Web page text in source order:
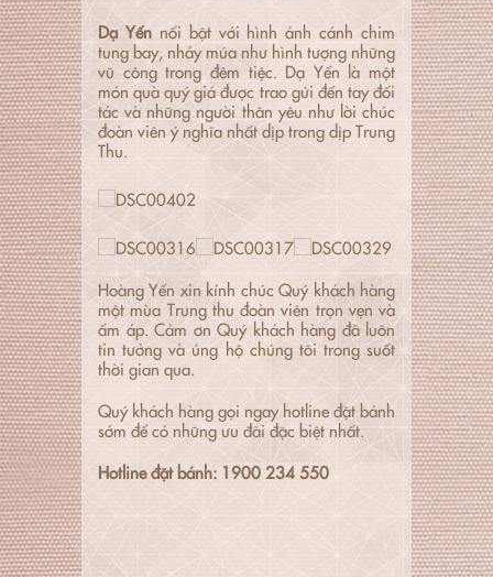
Dạ Yếnnổi bật với hình ảnh cánh chim
tung bay, nhảy múa như hình tượng những
vũ công trong đêm tiệc. Dạ Yến là một
món quà quý giá được trao gửi đến tay đối
tác và những người thân yêu như lời chúc
đoàn viên ý nghĩa nhất dịp trong dịp Trung
Thu.
Hoàng Yến xin kính chúc Quý khách hàng
một mùa Trung thu đoàn viên trọn vẹn và
ấm áp. Cảm ơn Quý khách hàng đã luôn
tin tưởng và ủng hộ chúng tôi trong suốt
thời gian qua.
Quý khách hàng gọi ngay hotline đặt bánh
sớm để có những ưu đãi đặc biệt nhất.
Hotline đặt bánh: 1900 234 550